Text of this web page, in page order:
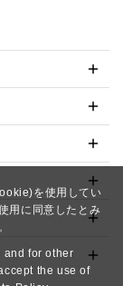
を使用してい
用に同意したとみ
and for other
the use of